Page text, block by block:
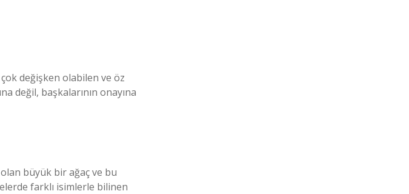
değişken olabilen ve öz
değil, başkalarının onayına
büyük bir ağaç ve bu
farklı isimlerle bilinen